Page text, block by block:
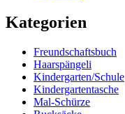
Kategorien
Freundschaftsbuch
Haarspängeli
Kindergarten/Schule
Kindergartentasche
Mal-Schürze